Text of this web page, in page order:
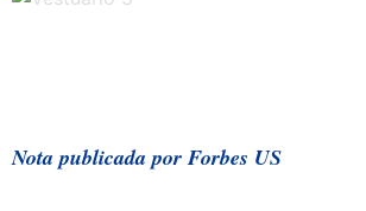
Nota publicada por Forbes US